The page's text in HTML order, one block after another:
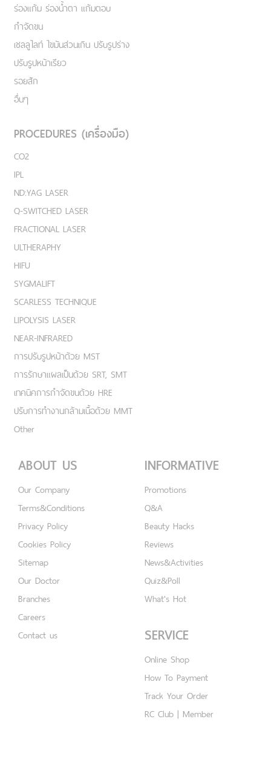
ร่องแก้ม ร่องน้ำตา แก้มตอบ
กำจัดขน
เชลลูไลท์ ไขมันส่วนเกิน ปรับรูปร่าง
ปรับรูปหน้าเรียว
รอยสัก
อื่นๆ
PROCEDURES (เครื่องมือ)
CO2
IPL
ND:YAG LASER
Q-SWITCHED LASER
FRACTIONAL LASER
ULTHERAPHY
HIFU
SYGMALIFT
SCARLESS TECHNIQUE
LIPOLYSIS LASER
NEAR-INFRARED
การปรับรูปหน้าด้วย MST
การรักษาแผลเป็นด้วย SRT, SMT
เทคนิคการกำจัดขนด้วย HRE
ปรับการทำงานกล้ามเนื้อด้วย MMT
Other
ABOUT US
Our Company
Terms&Conditions
Privacy Policy
Cookies Policy
Sitemap
Our Doctor
Branches
Careers
Contact us
INFORMATIVE
Promotions
Q&A
Beauty Hacks
Reviews
News&Activities
Quiz&Poll
What's Hot
SERVICE
Online Shop
How To Payment
Track Your Order
RC Club | Member